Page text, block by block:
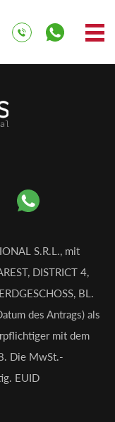
S.R.L., mit
DISTRICT 4,
BL.
des Antrags) als
mit dem
Die MwSt.-
EUID